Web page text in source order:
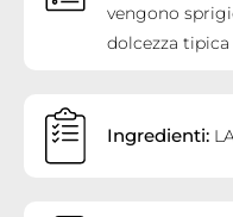
vengono
dolcezza
Ingredienti: